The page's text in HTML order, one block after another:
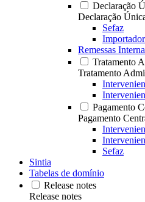
Declaração
Declaração
Sefaz
Importador
Remessas
Tratamento
Tratamento
Pagamento
Pagamento
Sefaz
Sintia
Tabelas de domínio
Release notes
Release notes